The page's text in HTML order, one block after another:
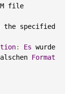
file
the specified
: Es wurde
Format